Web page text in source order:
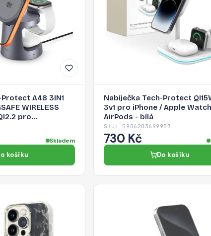
A48 3IN1
WIRELESS
pro
- dark grey
Skladem
košíku
Nabíječka Tech-Protect
3v1 pro iPhone / Apple
AirPods - bílá
SKU: 5906203699957
730 Kč
Do košíku